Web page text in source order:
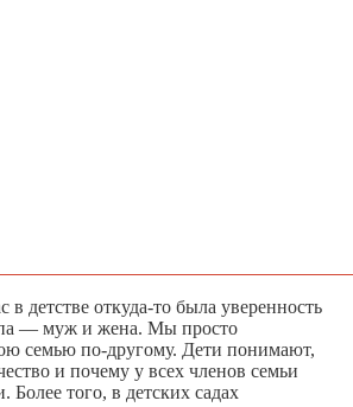
в детстве откуда-то была уверенность
— муж и жена. Мы просто
семью по-другому. Дети понимают,
и почему у всех членов семьи
того, в детских садах